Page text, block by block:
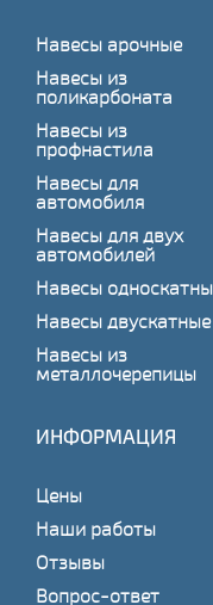
Навесы арочные
Навесы из
поликарбоната
Навесы из
профнастила
Навесы для
автомобиля
Навесы для двух
автомобилей
Навесы
Навесы двускатные
Навесы из
металлочерепицы
ИНФОРМАЦИЯ
Цены
Наши работы
Отзывы
Вопрос-ответ